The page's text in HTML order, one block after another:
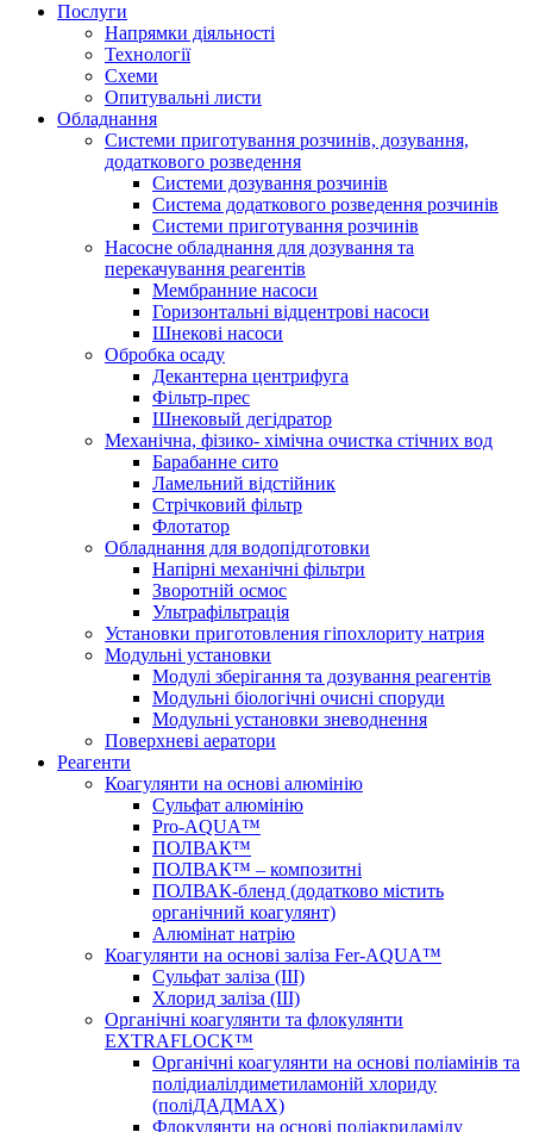
Послуги
Напрямки діяльності
Технології
Схеми
Опитувальні листи
Обладнання
Системи приготування розчинів, дозування,
додаткового розведення
Системи дозування розчинів
Система додаткового розведення розчинів
Системи приготування розчинів
Насосне обладнання для дозування та
перекачування реагентів
Мембранние насоси
Горизонтальні відцентрові насоси
Шнекові насоси
Обробка осаду
Декантерна центрифуга
Фільтр-прес
Шнековый дегідратор
Механічна, фізико- хімічна очистка стічних вод
Барабанне сито
Ламельний відстійник
Стрічковий фільтр
Флотатор
Обладнання для водопідготовки
Напірні механічні фільтри
Зворотній осмос
Ультрафільтрація
Установки приготовления гіпохлориту натрия
Модульні установки
Модулі зберігання та дозування реагентів
Модульні біологічні очисні споруди
Модульні установки зневоднення
Поверхневі аератори
Реагенти
Коагулянти на основі алюмінію
Сульфат алюмінію
Pro-AQUA™
ПОЛВАК™
ПОЛВАК™ – композитні
ПОЛВАК-бленд (додатково містить
органічний коагулянт)
Алюмінат натрію
Коагулянти на основі заліза Fer-AQUA™
Сульфат заліза (III)
Хлорид заліза (III)
Органічні коагулянти та флокулянти
EXTRAFLOCK™
Органічні коагулянти на основі поліамінів та
полідиалілдиметиламоній хлориду
(поліДАДМАХ)
Флокулянти на основі поліакриламіду